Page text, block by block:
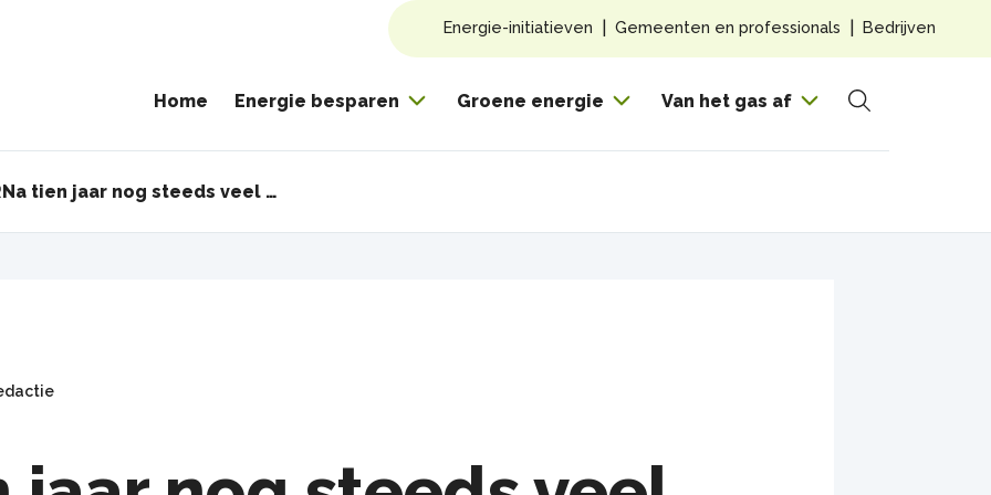
Home Energie besparen Groene energie Van het gas af
Zoeken
Top
Energie-initiatieven Gemeenten en professionals Bedrijven
Na tien jaar nog steeds veel sjoemelstroomproducten in Nederland